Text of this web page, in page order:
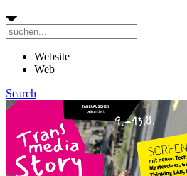
Website
Web
Search